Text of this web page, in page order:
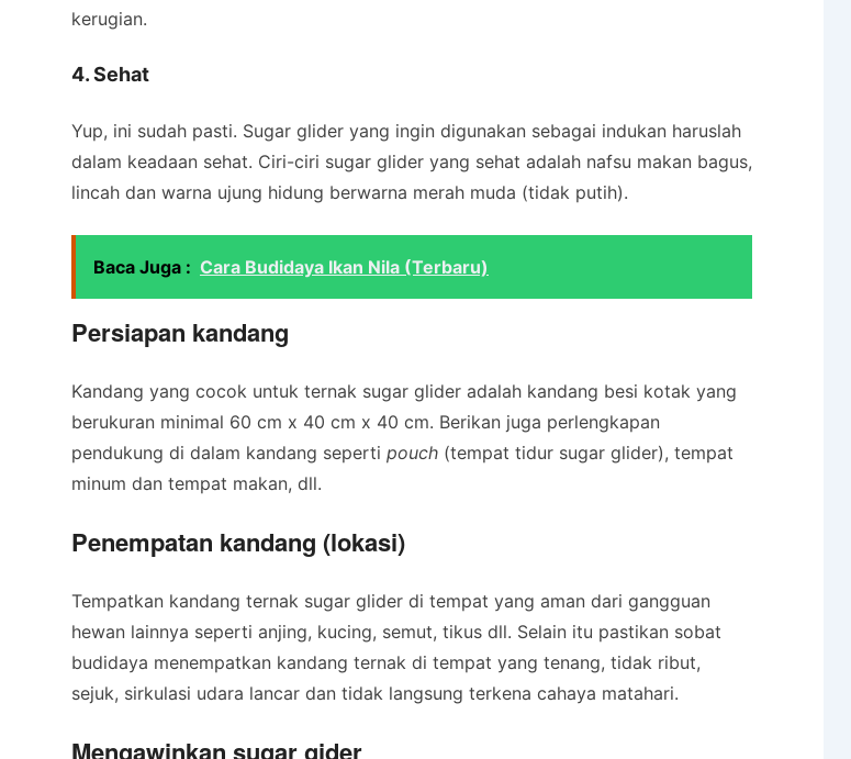
kerugian.
4. Sehat
Yup, ini sudah pasti. Sugar glider yang ingin digunakan sebagai indukan haruslah
dalam keadaan sehat. Ciri-ciri sugar glider yang sehat adalah nafsu makan bagus,
lincah dan warna ujung hidung berwarna merah muda (tidak putih).
Baca Juga : Cara Budidaya Ikan Nila (Terbaru)
Persiapan kandang
Kandang yang cocok untuk ternak sugar glider adalah kandang besi kotak yang
berukuran minimal 60 cm x 40 cm x 40 cm. Berikan juga perlengkapan
pendukung di dalam kandang seperti pouch (tempat tidur sugar glider), tempat
minum dan tempat makan, dll.
Penempatan kandang (lokasi)
Tempatkan kandang ternak sugar glider di tempat yang aman dari gangguan
hewan lainnya seperti anjing, kucing, semut, tikus dll. Selain itu pastikan sobat
budidaya menempatkan kandang ternak di tempat yang tenang, tidak ribut,
sejuk, sirkulasi udara lancar dan tidak langsung terkena cahaya matahari.
Mengawinkan sugar gider